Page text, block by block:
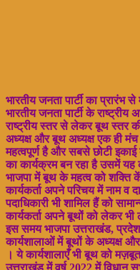
भारतीय जनता पार्टी का
भारतीय जनता पार्टी के
राष्ट्रीय स्तर से लेकर बूथ स्तर
अध्यक्ष और बूथ अध्यक्ष एक ही मंच
महत्वपूर्ण है और सबसे छोटी
का कार्यक्रम बन रहा है उसमें यह
भाजपा में बूथ के महत्व को शक्ति
कार्यकर्ता अपने परिचय में नाम
पदाधिकारी भी शामिल हैं को
कार्यकर्ता अपने बूथों को लेकर
इस समय भाजपा उत्तराखंड,
कार्यशालाओं में बूथों के अध्यक्ष
। ये कार्यशालाएँ भी बूथ को
उत्तराखंड में वर्ष 2022 में